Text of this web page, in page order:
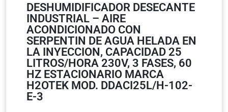
DESHUMIDIFICADOR DESECANTE
INDUSTRIAL – AIRE
ACONDICIONADO CON
SERPENTIN DE AGUA HELADA EN
LA INYECCION, CAPACIDAD 25
LITROS/HORA 230V, 3 FASES, 60
HZ ESTACIONARIO MARCA
H2OTEK MOD. DDACI25L/H-102-
E-3